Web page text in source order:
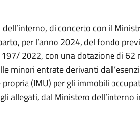
di concerto con il
per l’anno 2024, del fondo
2022, con una dotazione di 62
minori entrate derivanti
(IMU) per gli immobili
allegati, dal Ministero dell’interno